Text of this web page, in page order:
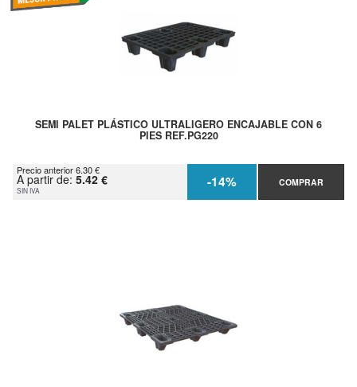
SEMI PALET PLÁSTICO ULTRALIGERO ENCAJABLE CON 6
PIES REF.PG220
Precio anterior 6.30 €
A partir de: 5.42 €
SIN IVA -14% COMPRAR